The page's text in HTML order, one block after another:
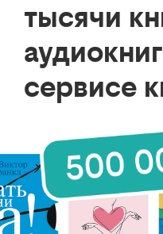
тысячи
сервисе